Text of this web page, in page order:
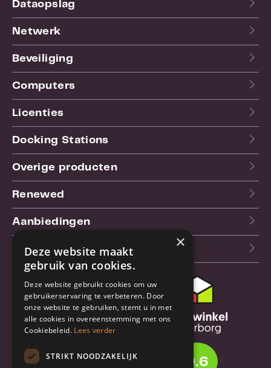
Dataopslag
Netwerk
Beveiliging
Computers
Licenties
Docking Stations
Overige producten
Renewed
Aanbiedingen
Blog
Klantenservice
Bestel- en
verzendinformatie
Garantie en reparatie
9.6
×
Deze website maakt
gebruik van cookies.
Deze website gebruikt cookies om uw
gebruikerservaring te verbeteren. Door
onze website te gebruiken, stemt u in met
alle cookies in overeenstemming met ons
Cookiebeleid. Lees verder
STRIKT NOODZAKELIJK